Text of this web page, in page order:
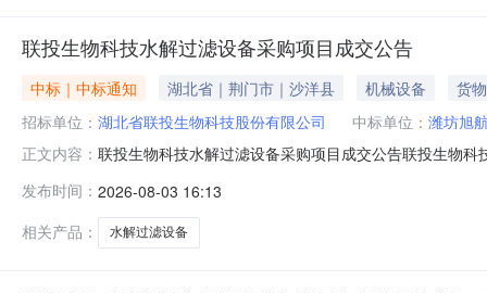
联投生物科技水解过滤设备采购项目成交公告
中标｜中标通知 湖北省｜荆门市｜沙洋县 机械设备
货物
招标单位： 湖北省联投生物科技股份有限公司 中标单位： 潍坊旭
正文内容： 联投生物科技水解过滤设备采购项目成交公告联投生物
（元）项目负责人交货期（天）其它潍坊旭航达环保科
法违规行为的，可以依法
发布时间： 2026-08-03 16:13
相关产品：
水解过滤设备